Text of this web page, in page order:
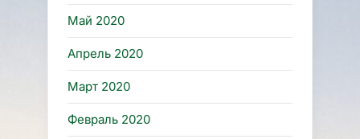
Май 2020
Апрель 2020
Март 2020
Февраль 2020